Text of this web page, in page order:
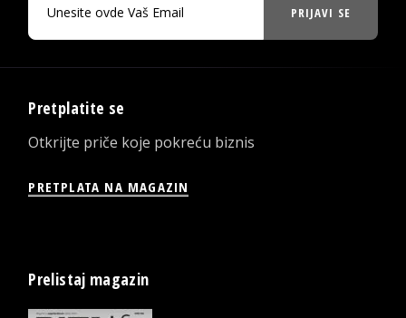
PRIJAVI SE
Pretplatite se
Otkrijte priče koje pokreću biznis
PRETPLATA NA MAGAZIN
Prelistaj magazin